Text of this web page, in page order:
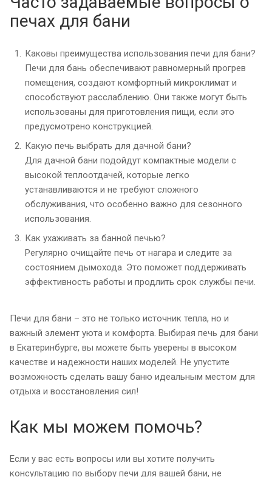
печах для бани
Каковы преимущества использования печи для бани?
Печи для бань обеспечивают равномерный прогрев
помещения, создают комфортный микроклимат и
способствуют расслаблению. Они также могут быть
использованы для приготовления пищи, если это
предусмотрено конструкцией.
Какую печь выбрать для дачной бани?
Для дачной бани подойдут компактные модели с
высокой теплоотдачей, которые легко
устанавливаются и не требуют сложного
обслуживания, что особенно важно для сезонного
использования.
Как ухаживать за банной печью?
Регулярно очищайте печь от нагара и следите за
состоянием дымохода. Это поможет поддерживать
эффективность работы и продлить срок службы печи.
Печи для бани – это не только источник тепла, но и
важный элемент уюта и комфорта. Выбирая печь для бани
в Екатеринбурге, вы можете быть уверены в высоком
качестве и надежности наших моделей. Не упустите
возможность сделать вашу баню идеальным местом для
отдыха и восстановления сил!
Как мы можем помочь?
Если у вас есть вопросы или вы хотите получить
консультацию по выбору печи для вашей бани, не